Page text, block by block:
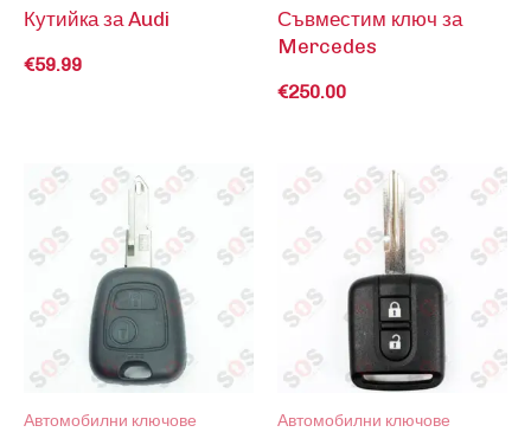
Кутийка за Audi
€59.99
Съвместим ключ за
Mercedes
€250.00
Автомобилни ключове Автомобилни ключове